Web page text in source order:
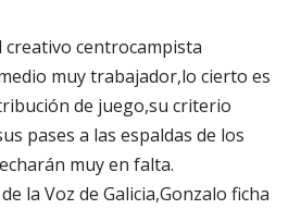
creativo centrocampista
muy trabajador,lo cierto es
de juego,su criterio
pases a las espaldas de los
muy en falta.
de la Voz de Galicia,Gonzalo ficha